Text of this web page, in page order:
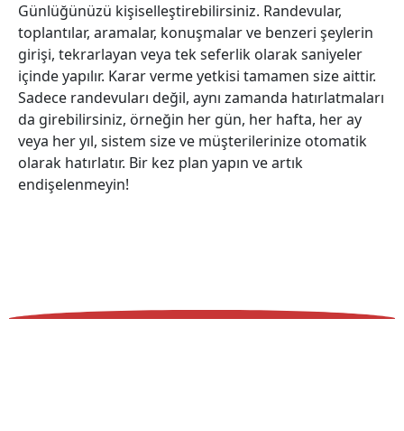
Günlüğünüzü kişiselleştirebilirsiniz. Randevular,
toplantılar, aramalar, konuşmalar ve benzeri şeylerin
girişi, tekrarlayan veya tek seferlik olarak saniyeler
içinde yapılır. Karar verme yetkisi tamamen size aittir.
Sadece randevuları değil, aynı zamanda hatırlatmaları
da girebilirsiniz, örneğin her gün, her hafta, her ay
veya her yıl, sistem size ve müşterilerinize otomatik
olarak hatırlatır. Bir kez plan yapın ve artık
endişelenmeyin!